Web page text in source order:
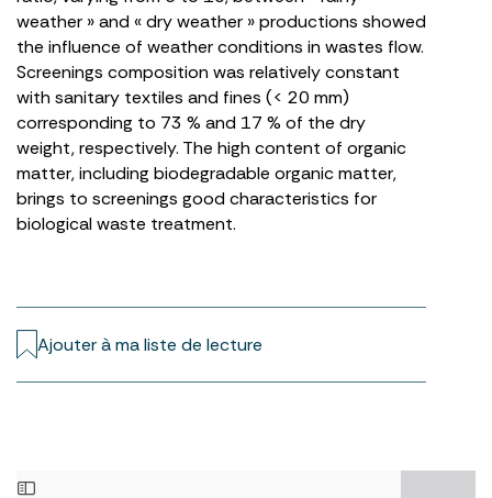
weather » and « dry weather » productions showed
the influence of weather conditions in wastes flow.
Screenings composition was relatively constant
with sanitary textiles and fines (< 20 mm)
corresponding to 73 % and 17 % of the dry
weight, respectively. The high content of organic
matter, including biodegradable organic matter,
brings to screenings good characteristics for
biological waste treatment.
Ajouter à ma liste de lecture